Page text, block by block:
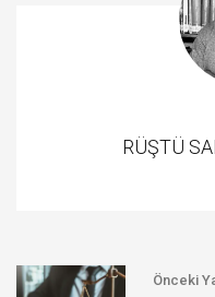
RÜŞTÜ
Önceki